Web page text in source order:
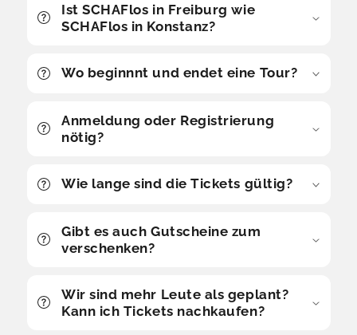
Ist SCHAFlos in Freiburg wie
SCHAFlos in Konstanz?
Wo beginnnt und endet eine Tour?
Anmeldung oder Registrierung
nötig?
Wie lange sind die Tickets gültig?
Gibt es auch Gutscheine zum
verschenken?
Wir sind mehr Leute als geplant?
Kann ich Tickets nachkaufen?